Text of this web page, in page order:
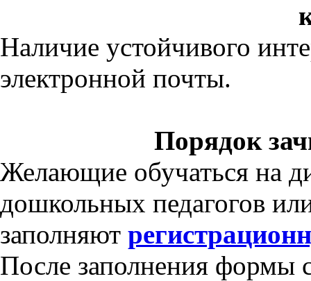
Наличие устойчивого
электронной почты.
Порядок
Желающие обучаться на
дошкольных педагогов
заполняют
После заполнения формы